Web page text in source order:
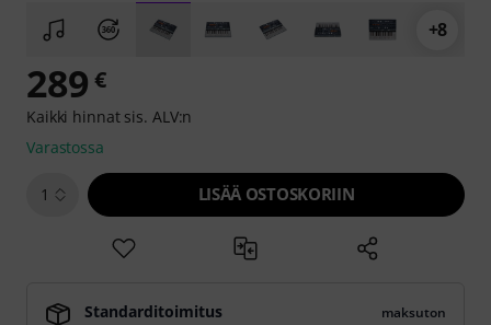
+8
289 €
Kaikki hinnat sis. ALV:n
Varastossa
1 LISÄÄ OSTOSKORIIN
Standarditoimitus
maksuton